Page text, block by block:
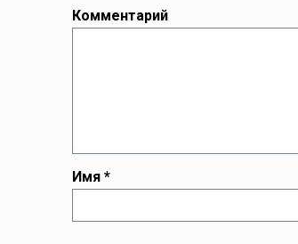
Комментарий
Имя*